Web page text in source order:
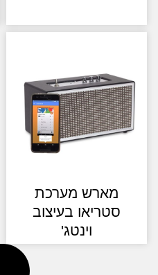
מארש מערכת
סטריאו בעיצוב